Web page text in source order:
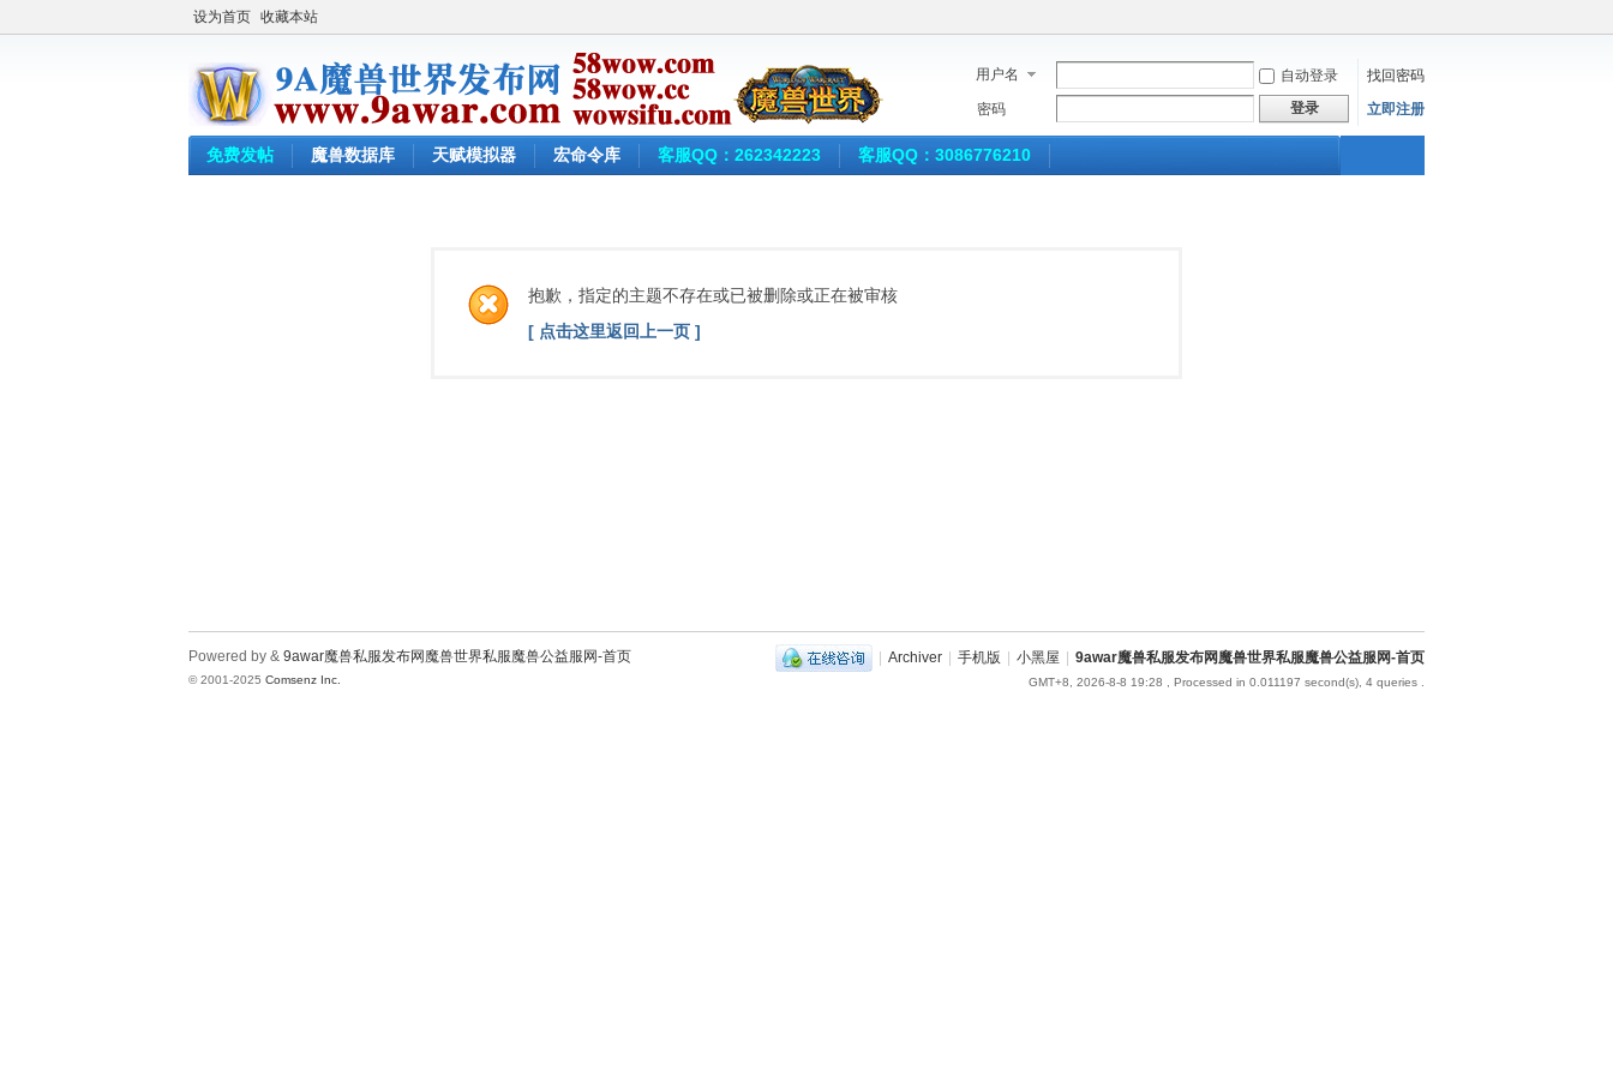
设为首页 收藏本站
用户名 自动登录
找回密码
密码
登录 立即注册
免费发帖 魔兽数据库 天赋模拟器 宏命令库 客服QQ：262342223 客服QQ：3086776210
抱歉，指定的主题不存在或已被删除或正在被审核
[ 点击这里返回上一页 ]
| Archiver | 手机版 | 小黑屋 | 9awar魔兽私服发布网魔兽世界私服魔兽公益服网-首页
GMT+8, 2026-8-8 19:28 , Processed in 0.011197 second(s), 4 queries .
Powered by & 9awar魔兽私服发布网魔兽世界私服魔兽公益服网-首页
© 2001-2025 Comsenz Inc.